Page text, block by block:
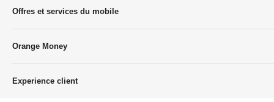
Offres et services du mobile
Orange Money
Experience client